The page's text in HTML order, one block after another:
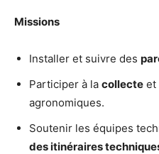
Missions
Installer et suivre des
Participer à la collecte et
agronomiques.
Soutenir les équipes
des itinéraires